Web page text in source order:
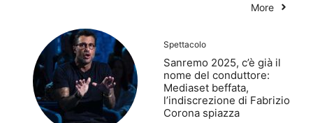
More
Spettacolo
Sanremo 2025, c’è già il
nome del conduttore:
Mediaset beffata,
l’indiscrezione di Fabrizio
Corona spiazza